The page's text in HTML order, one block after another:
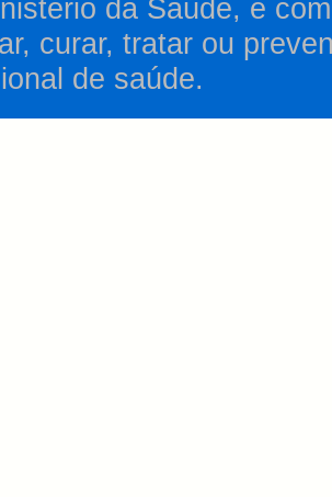
da Saúde, e
curar, tratar ou
de saúde.